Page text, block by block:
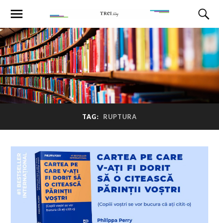
TAG: RUPTURA